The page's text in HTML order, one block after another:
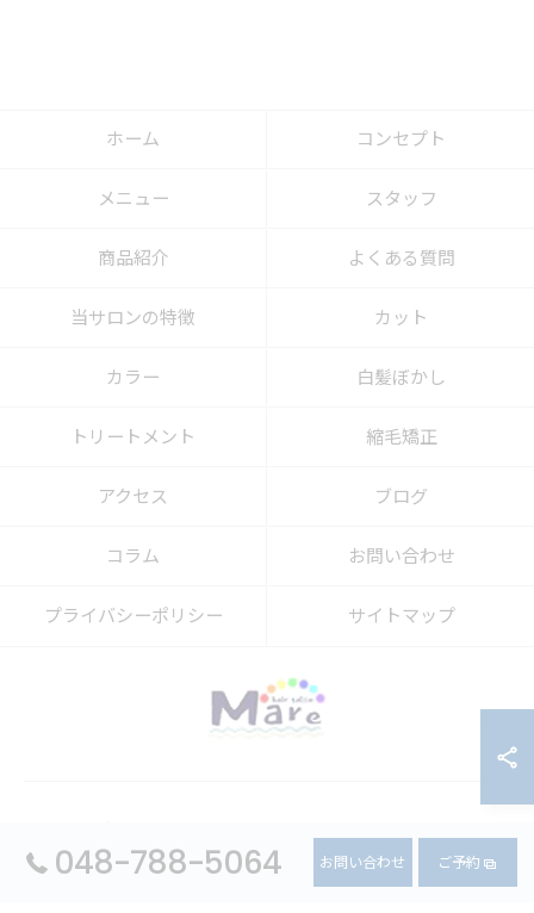
048-788-5064 お問い合わせ ご予約
ホーム コンセプト
メニュー スタッフ
商品紹介 よくある質問
当サロンの特徴 カット
カラー 白髪ぼかし
トリートメント 縮毛矯正
アクセス ブログ
コラム お問い合わせ
プライバシーポリシー サイトマップ
RESERVED.